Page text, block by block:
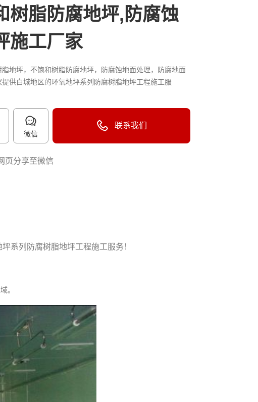
树脂防腐地坪,防腐蚀
施工厂家
脂地坪，不饱和树脂防腐地坪，防腐蚀地面处理，防腐地面
提供白城地区的环氧地坪系列防腐树脂地坪工程施工服
微信
联系我们
页分享至微信
系列防腐树脂地坪工程施工服务！
。